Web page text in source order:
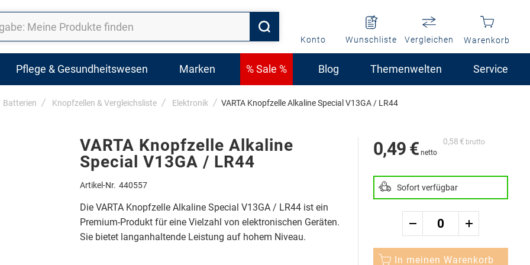
Konto Wunschliste Vergleichen Warenkorb
Pflege & Gesundheitswesen Marken % Sale % Blog Themenwelten Service
Batterien Knopfzellen & Vergleichsliste Elektronik VARTA Knopfzelle Alkaline Special V13GA / LR44
0,58 €
0,49 €
Sofort verfügbar
In meinen Warenkorb
VARTA Knopfzelle Alkaline
Special V13GA / LR44
Artikel-Nr. 440557
Die VARTA Knopfzelle Alkaline Special V13GA / LR44 ist ein
Premium-Produkt für eine Vielzahl von elektronischen Geräten.
Sie bietet langanhaltende Leistung auf hohem Niveau.